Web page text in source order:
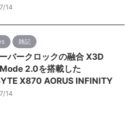
14
雑記
バークロックの融合 X3D
2.0を搭載した
X870 AORUS INFINITY
14